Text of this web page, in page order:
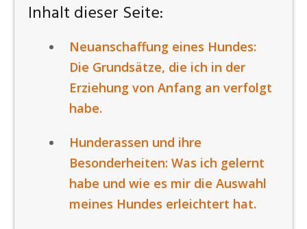
Inhalt dieser Seite:
Neuanschaffung eines Hundes:
Die Grundsätze, die ich in der
Erziehung von Anfang an verfolgt
habe.
Hunderassen und ihre
Besonderheiten: Was ich gelernt
habe und wie es mir die Auswahl
meines Hundes erleichtert hat.